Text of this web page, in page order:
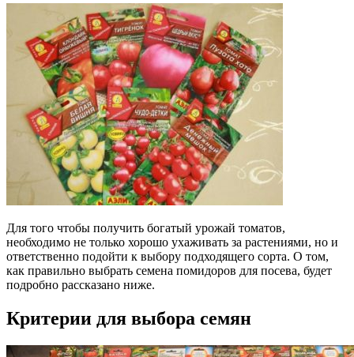
Для того чтобы получить богатый урожай томатов,
необходимо не только хорошо ухаживать за растениями, но и
ответственно подойти к выбору подходящего сорта. О том,
как правильно выбрать семена помидоров для посева, будет
подробно рассказано ниже.
Критерии для выбора семян